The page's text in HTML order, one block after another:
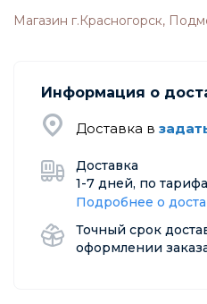
Магазин г.Красногорск,
Информация о
Доставка в
Доставка
1-7 дней, по
Подробнее о
Точный срок
оформлении